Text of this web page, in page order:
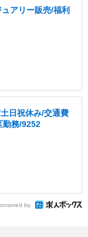
アリー販売/福利
日祝休み/交通費
勤務/9252
by